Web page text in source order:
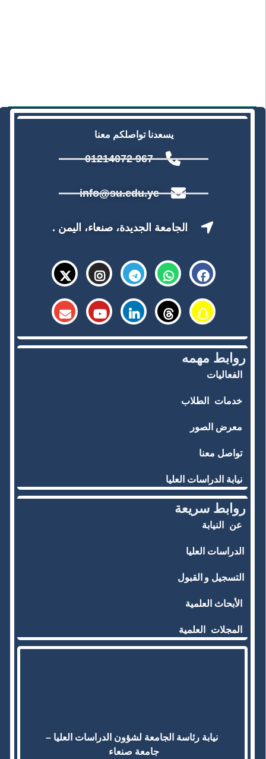
يسعدنا تواصلكم معنا
967 01214072
info@su.edu.ye
الجامعة الجديدة، صنعاء، اليمن .
روابط مهمه
الفعاليات
خدمات الطلاب
معرض الصور
تواصل معنا
نيابة الدراسات العليا
روابط سريعة
عن النيابة
الدراسات العليا
التسجيل و القبول
الأبحاث العلمية
المجلات العلمية
نيابة رئاسة الجامعة لشؤون الدراسات العليا –
جامعة صنعاء